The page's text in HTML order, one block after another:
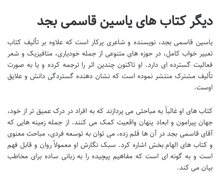
دیگر کتاب های یاسین قاسمی بجد
یاسین قاسمی بجد، نویسنده و شاعری پرکار است که علاوه بر تألیف کتاب
تعبیر خواب کامل، در حوزه های متنوعی از جمله خودیاری، متافیزیک و شعر
فعالیت گسترده ای دارد. او تاکنون چندین اثر را ترجمه کرده و یا به صورت
تألیف مشترک منتشر نموده است که نشان دهنده گستردگی دانش و علایق
اوست.
کتاب های او غالباً به مباحثی می پردازند که به افراد در درک عمیق تر از خود،
جهان پیرامون و ابعاد پنهان واقعیت کمک می کنند. از جمله زمینه هایی که
آقای قاسمی بجد در آن ها قلم زده، می توان به توسعه فردی، مباحث معنوی
و کتاب های الهام بخش اشاره کرد. سبک نگارش او معمولاً روان و قابل فهم
است و به گونه ای است که مفاهیم پیچیده را به زبانی ساده برای مخاطب
بیان می کند.